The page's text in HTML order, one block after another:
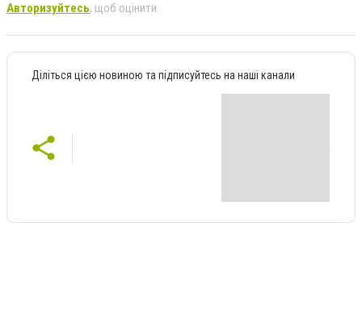
Авторизуйтесь, щоб оцінити
Діліться цією новиною та підписуйтесь на наші канали